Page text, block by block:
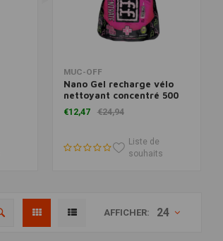
Ajouter au panier
MUC-OFF
Nano Gel recharge vélo
nettoyant concentré 500
ml
€12,47 €24,94
Liste de
souhaits
AFFICHER: 24